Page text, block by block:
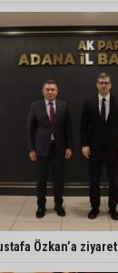
Özkan’a ziyaret